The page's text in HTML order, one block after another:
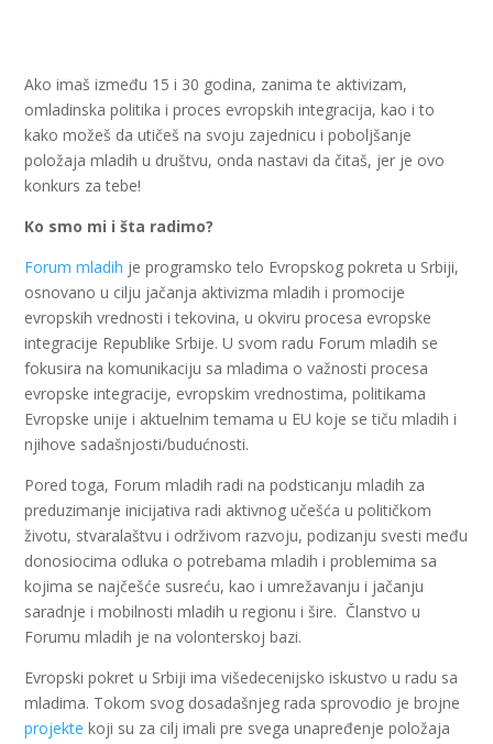
Ako imaš između 15 i 30 godina, zanima te aktivizam,
omladinska politika i proces evropskih integracija, kao i to
kako možeš da utičeš na svoju zajednicu i poboljšanje
položaja mladih u društvu, onda nastavi da čitaš, jer je ovo
konkurs za tebe!
Ko smo mi i šta radimo?
Forum mladih je programsko telo Evropskog pokreta u Srbiji,
osnovano u cilju jačanja aktivizma mladih i promocije
evropskih vrednosti i tekovina, u okviru procesa evropske
integracije Republike Srbije. U svom radu Forum mladih se
fokusira na komunikaciju sa mladima o važnosti procesa
evropske integracije, evropskim vrednostima, politikama
Evropske unije i aktuelnim temama u EU koje se tiču mladih i
njihove sadašnjosti/budućnosti.
Pored toga, Forum mladih radi na podsticanju mladih za
preduzimanje inicijativa radi aktivnog učešća u političkom
životu, stvaralaštvu i održivom razvoju, podizanju svesti među
donosiocima odluka o potrebama mladih i problemima sa
kojima se najčešće susreću, kao i umrežavanju i jačanju
saradnje i mobilnosti mladih u regionu i šire. Članstvo u
Forumu mladih je na volonterskoj bazi.
Evropski pokret u Srbiji ima višedecenijsko iskustvo u radu sa
mladima. Tokom svog dosadašnjeg rada sprovodio je brojne
projekte koji su za cilj imali pre svega unapređenje položaja